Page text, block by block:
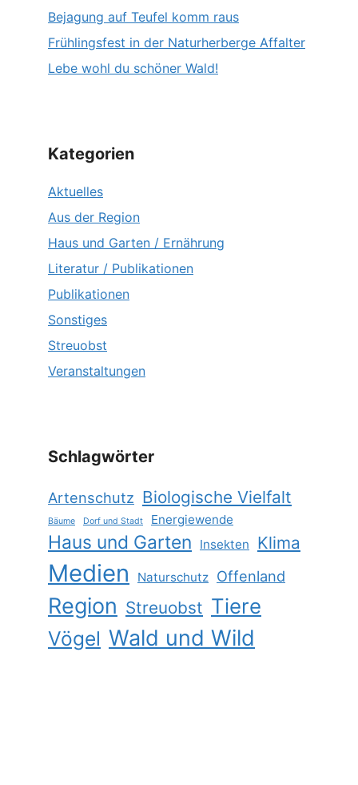
Bejagung auf Teufel komm raus
Frühlingsfest in der Naturherberge Affalter
Lebe wohl du schöner Wald!
Kategorien
Aktuelles
Aus der Region
Haus und Garten / Ernährung
Literatur / Publikationen
Publikationen
Sonstiges
Streuobst
Veranstaltungen
Schlagwörter
Artenschutz Biologische Vielfalt
Bäume Dorf und Stadt Energiewende
Haus und Garten Insekten Klima
Medien Naturschutz Offenland
Region Streuobst Tiere
Vögel Wald und Wild